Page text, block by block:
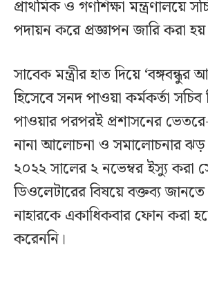
প্রাথমিক ও গণশিক্ষা মন্ত্রণালয়ে
পদায়ন করে প্রজ্ঞাপন জারি করা
সাবেক মন্ত্রীর হাত দিয়ে ‘বঙ্গবন্ধুর
হিসেবে সনদ পাওয়া কর্মকর্তা
পাওয়ার পরপরই প্রশাসনের
নানা আলোচনা ও সমালোচনার
২০২২ সালের ২ নভেম্বর ইস্যু করা
ডিওলেটারের বিষয়ে বক্তব্য
নাহারকে একাধিকবার ফোন করা
করেননি।